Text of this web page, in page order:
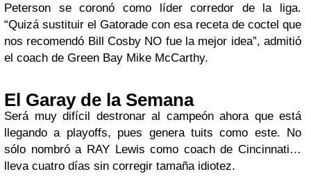
Peterson se coronó como líder corredor de la liga.
“Quizá sustituir el Gatorade con esa receta de coctel que
nos recomendó Bill Cosby NO fue la mejor idea”, admitió
el coach de Green Bay Mike McCarthy.
El Garay de la Semana
Será muy difícil destronar al campeón ahora que está
llegando a playoffs, pues genera tuits como este. No
sólo nombró a RAY Lewis como coach de Cincinnati…
lleva cuatro días sin corregir tamaña idiotez.